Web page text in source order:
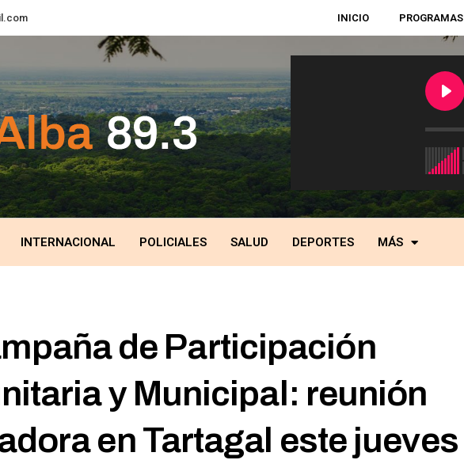
INICIO PROGRAMAS
INTERNACIONAL POLICIALES SALUD DEPORTES MÁS
de Participación
y Municipal: reunión
en Tartagal este jueves